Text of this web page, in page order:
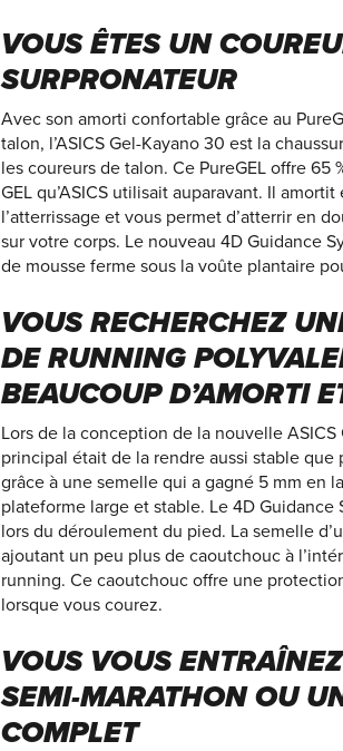
VOUS ÊTES UN
SURPRONATEUR
Avec son amorti confortable grâce au
talon, l’ASICS Gel-Kayano 30 est la
les coureurs de talon. Ce PureGEL offre 65
GEL qu’ASICS utilisait auparavant. Il
l’atterrissage et vous permet d’atterrir en
sur votre corps. Le nouveau 4D Guidance
de mousse ferme sous la voûte plantaire
VOUS RECHERCHEZ
DE RUNNING
BEAUCOUP D’AMORTI
Lors de la conception de la nouvelle
principal était de la rendre aussi stable
grâce à une semelle qui a gagné 5 mm en
plateforme large et stable. Le 4D Guidance
lors du déroulement du pied. La semelle
ajoutant un peu plus de caoutchouc à
running. Ce caoutchouc offre une
lorsque vous courez.
VOUS VOUS
SEMI-MARATHON OU
COMPLET